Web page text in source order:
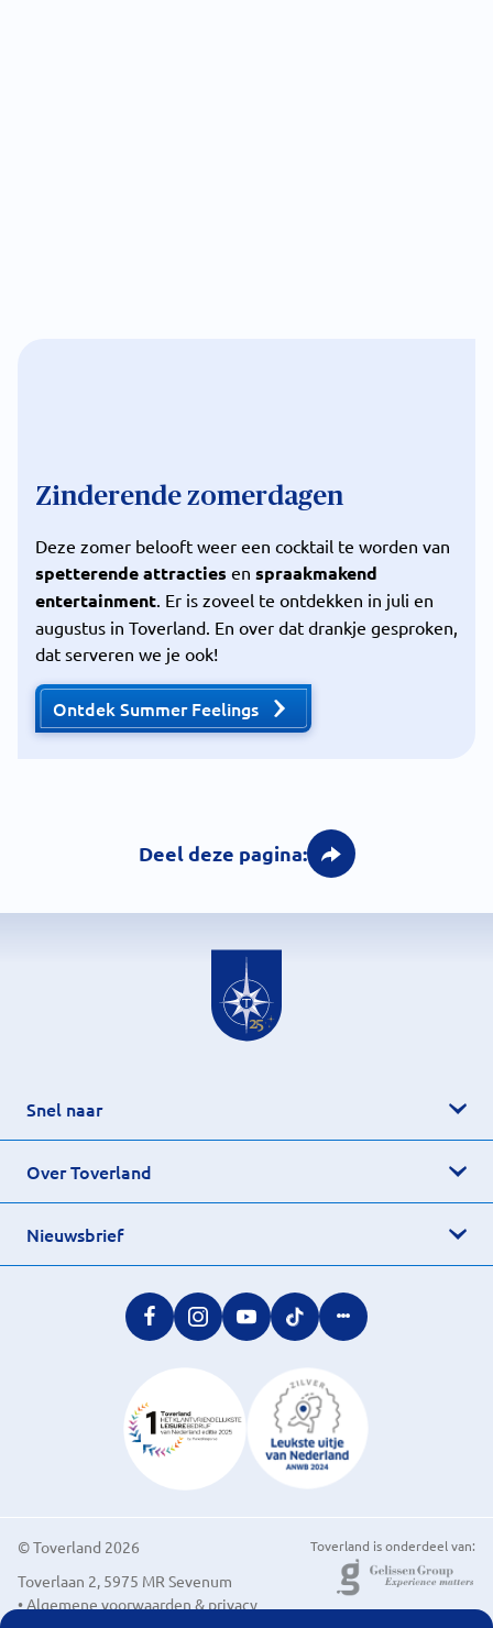
Zinderende zomerdagen
Deze zomer belooft weer een cocktail te worden van
spetterende attracties en spraakmakend
entertainment . Er is zoveel te ontdekken in juli en
augustus in Toverland. En over dat drankje gesproken,
dat serveren we je ook!
Ontdek Summer Feelings
Deel deze pagina:
Snel naar
Over Toverland
Nieuwsbrief
© Toverland 2026
Toverlaan 2, 5975 MR Sevenum
• Algemene voorwaarden & privacy
Toverland is onderdeel van: